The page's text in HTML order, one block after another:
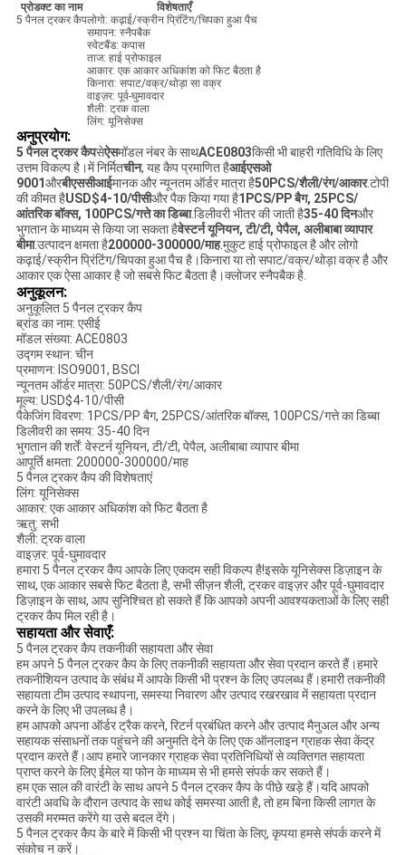
प्रोडक्ट का नाम
विशेषताएँ
5 पैनल ट्रकर कैपलोगो: कढ़ाई/स्क्रीन प्रिंटिंग/चिपका हुआ पैच
समापन: स्नैपबैक
स्वेटबैंड: कपास
ताज: हाई प्रोफाइल
आकार: एक आकार अधिकांश को फिट बैठता है
किनारा: सपाट/वक्र/थोड़ा सा वक्र
वाइज़र: पूर्व-घुमावदार
शैली: ट्रक वाला
लिंग: यूनिसेक्स
अनुप्रयोग:
5 पैनल ट्रकर कैपसेऐसमॉडल नंबर के साथACE0803किसी भी बाहरी गतिविधि के लिए
उत्तम विकल्प है।में निर्मितचीन, यह कैप प्रमाणित हैआईएसओ
9001औरबीएससीआईमानक और न्यूनतम ऑर्डर मात्रा है50PCS/शैली/रंग/आकार.टोपी
की कीमत हैUSD$4-10/पीसीऔर पैक किया गया है1PCS/PP बैग, 25PCS/
आंतरिक बॉक्स, 100PCS/गत्ते का डिब्बा.डिलीवरी भीतर की जाती है35-40 दिनऔर
भुगतान के माध्यम से किया जा सकता हैवेस्टर्न यूनियन, टी/टी, पेपैल, अलीबाबा व्यापार
बीमा.उत्पादन क्षमता है200000-300000/माह.मुकुट हाई प्रोफाइल है और लोगो
कढ़ाई/स्क्रीन प्रिंटिंग/चिपका हुआ पैच है।किनारा या तो सपाट/वक्र/थोड़ा वक्र है और
आकार एक ऐसा आकार है जो सबसे फिट बैठता है।क्लोजर स्नैपबैक है.
अनुकूलन:
अनुकूलित 5 पैनल ट्रकर कैप
ब्रांड का नाम: एसीई
मॉडल संख्या: ACE0803
उद्गम स्थान: चीन
प्रमाणन: ISO9001, BSCI
न्यूनतम ऑर्डर मात्रा: 50PCS/शैली/रंग/आकार
मूल्य: USD$4-10/पीसी
पैकेजिंग विवरण: 1PCS/PP बैग, 25PCS/आंतरिक बॉक्स, 100PCS/गत्ते का डिब्बा
डिलीवरी का समय: 35-40 दिन
भुगतान की शर्तें: वेस्टर्न यूनियन, टी/टी, पेपैल, अलीबाबा व्यापार बीमा
आपूर्ति क्षमता: 200000-300000/माह
5 पैनल ट्रकर कैप की विशेषताएं
लिंग: यूनिसेक्स
आकार: एक आकार अधिकांश को फिट बैठता है
ऋतु: सभी
शैली: ट्रक वाला
वाइज़र: पूर्व-घुमावदार
हमारा 5 पैनल ट्रकर कैप आपके लिए एकदम सही विकल्प है!इसके यूनिसेक्स डिज़ाइन के
साथ, एक आकार सबसे फिट बैठता है, सभी सीज़न शैली, ट्रकर वाइज़र और पूर्व-घुमावदार
डिज़ाइन के साथ, आप सुनिश्चित हो सकते हैं कि आपको अपनी आवश्यकताओं के लिए सही
ट्रकर कैप मिल रही है।
सहायता और सेवाएँ:
5 पैनल ट्रकर कैप तकनीकी सहायता और सेवा
हम अपने 5 पैनल ट्रकर कैप के लिए तकनीकी सहायता और सेवा प्रदान करते हैं।हमारे
तकनीशियन उत्पाद के संबंध में आपके किसी भी प्रश्न के लिए उपलब्ध हैं।हमारी तकनीकी
सहायता टीम उत्पाद स्थापना, समस्या निवारण और उत्पाद रखरखाव में सहायता प्रदान
करने के लिए भी उपलब्ध है।
हम आपको अपना ऑर्डर ट्रैक करने, रिटर्न प्रबंधित करने और उत्पाद मैनुअल और अन्य
सहायक संसाधनों तक पहुंचने की अनुमति देने के लिए एक ऑनलाइन ग्राहक सेवा केंद्र
प्रदान करते हैं।आप हमारे जानकार ग्राहक सेवा प्रतिनिधियों से व्यक्तिगत सहायता
प्राप्त करने के लिए ईमेल या फोन के माध्यम से भी हमसे संपर्क कर सकते हैं।
हम एक साल की वारंटी के साथ अपने 5 पैनल ट्रकर कैप के पीछे खड़े हैं।यदि आपको
वारंटी अवधि के दौरान उत्पाद के साथ कोई समस्या आती है, तो हम बिना किसी लागत के
उसकी मरम्मत करेंगे या उसे बदल देंगे।
5 पैनल ट्रकर कैप के बारे में किसी भी प्रश्न या चिंता के लिए, कृपया हमसे संपर्क करने में
संकोच न करें।